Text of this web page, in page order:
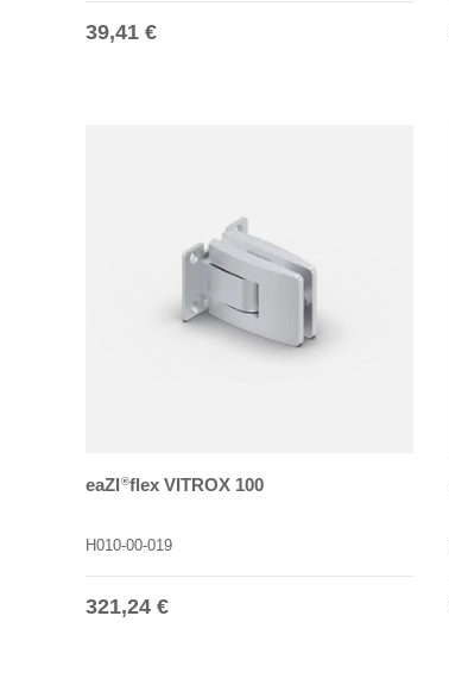
Normaler Preis
39,41 €
eaZI®flex VITROX 100
H010-00-019
Normaler Preis
321,24 €